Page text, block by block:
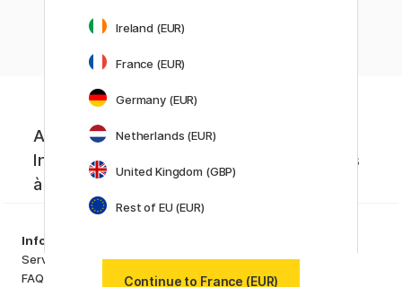
Abonnez-vous à notre newsletter.
Inspiration créative, nouveautés et offres
à ne pas manquer !
Information
Service client
FAQ
Loisirs créatifs
Ireland (EUR)
France (EUR)
Germany (EUR)
Netherlands (EUR)
United Kingdom (GBP)
Rest of EU (EUR)
Continue to France (EUR)